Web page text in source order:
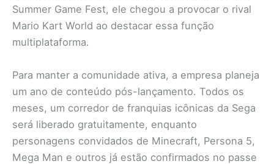
Summer Game Fest, ele chegou a provocar o rival
Mario Kart World ao destacar essa função
multiplataforma.
Para manter a comunidade ativa, a empresa planeja
um ano de conteúdo pós-lançamento. Todos os
meses, um corredor de franquias icônicas da Sega
será liberado gratuitamente, enquanto
personagens convidados de Minecraft, Persona 5,
Mega Man e outros já estão confirmados no passe